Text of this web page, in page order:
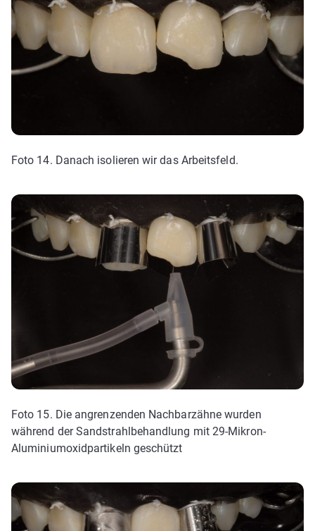
Foto 14. Danach isolieren wir das Arbeitsfeld.
Foto 15. Die angrenzenden Nachbarzähne wurden
während der Sandstrahlbehandlung mit 29-Mikron-
Aluminiumoxidpartikeln geschützt